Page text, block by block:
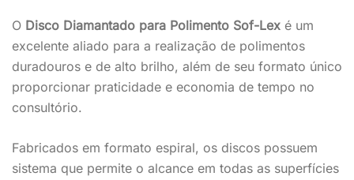
O Disco Diamantado para Polimento Sof-Lex é um
excelente aliado para a realização de polimentos
duradouros e de alto brilho, além de seu formato único
proporcionar praticidade e economia de tempo no
consultório.
Fabricados em formato espiral, os discos possuem
sistema que permite o alcance em todas as superfícies